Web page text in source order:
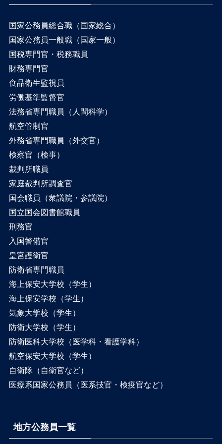
国家公務員総合職（国家総合）
国家公務員一般職（国家一般）
国税専門官・税務職員
財務専門官
食品衛生監視員
労働基準監督官
法務省専門職員（人間科学）
航空管制官
外務省専門職員（外交官）
検察官（検事）
裁判所職員
家庭裁判所調査官
国会職員（衆議院・参議院）
国立国会図書館職員
刑務官
入国警備官
皇宮護衛官
防衛省専門職員
海上保安大学校（学生）
海上保安学校（学生）
気象大学校（学生）
防衛大学校（学生）
防衛医科大学校（医学科・看護学科）
航空保安大学校（学生）
自衛隊（自衛官など）
医療系国家公務員（医系技官・検疫官など）
地方公務員一覧